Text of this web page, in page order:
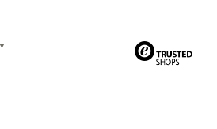
▼